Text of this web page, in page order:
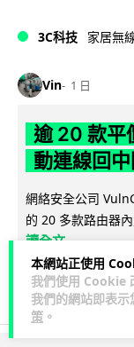
本網站正使用
我們使用 Cookie
我們的網站即表
策 。
3C科技 家居無
Vin 1 日
逾 20 款平
動連線回
網絡安全公司
的 20 多款路由器
讀全文
986 223 ↗